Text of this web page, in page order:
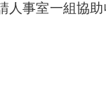
人事室一組協